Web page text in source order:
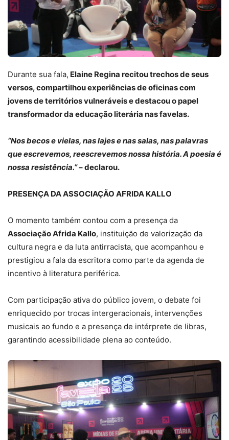
Durante sua fala, Elaine Regina recitou trechos de seus
versos, compartilhou experiências de oficinas com
jovens de territórios vulneráveis e destacou o papel
transformador da educação literária nas favelas.
“Nos becos e vielas, nas lajes e nas salas, nas palavras
que escrevemos, reescrevemos nossa história. A poesia é
nossa resistência.”– declarou.
PRESENÇA DA ASSOCIAÇÃO AFRIDA KALLO
O momento também contou com a presença da
Associação Afrida Kallo, instituição de valorização da
cultura negra e da luta antirracista, que acompanhou e
prestigiou a fala da escritora como parte da agenda de
incentivo à literatura periférica.
Com participação ativa do público jovem, o debate foi
enriquecido por trocas intergeracionais, intervenções
musicais ao fundo e a presença de intérprete de libras,
garantindo acessibilidade plena ao conteúdo.